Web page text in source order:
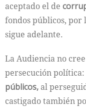
aceptado el de
fondos públicos, por
sigue adelante.
La Audiencia no
persecución política:
públicos, al
castigado también